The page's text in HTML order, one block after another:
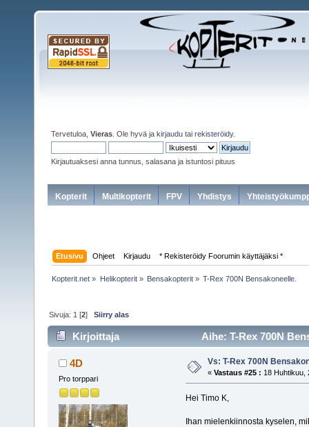
Tervetuloa, Vieras . Ole hyvä ja kirjaudu tai rekisteröidy.
Kirjautuaksesi anna tunnus, salasana ja istuntosi pituus
Kopterit Multikopterit FPV Yhdistys
Etusivu Ohjeet Kirjaudu * Rekisteröidy Foorumin käyttäjäksi *
Kopterit.net » Helikopterit» Bensakopterit» T-Rex 700N Bensakoneelle.
Sivuja: 1 [2]Siirry alas
Kirjoittaja Aihe: T-Rex 700N
4D
Pro torppari
Vs: T-Rex 700N
« Vastaus #25 : 18 Huhtikuu,
Hei Timo K,
Ihan mielenkiinnosta kyselen,